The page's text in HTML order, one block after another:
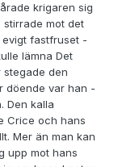
krigaren sig
mot det
fastfruset -
lämna Det
stegade den
döende var han -
Den kalla
Crice och hans
Mer än man kan
upp mot hans